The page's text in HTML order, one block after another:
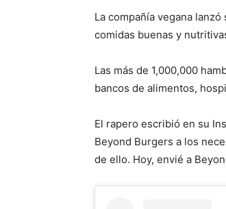
La compañía vegana
comidas buenas y
Las más de 1,000,000
bancos de alimentos,
El rapero escribió en su
Beyond Burgers a los
de ello. Hoy, envié a